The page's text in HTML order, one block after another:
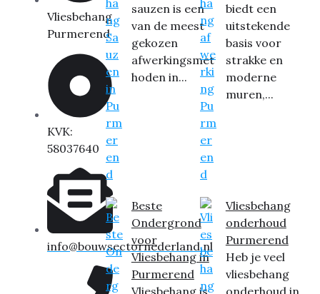
Vliesbehang
Purmerend
KVK:
58037640
info@bouwsectornederland.nl
sauzen is een
van de meest
gekozen
afwerkingsmet
hoden in...
Beste
Ondergrond
voor
Vliesbehang in
Purmerend
Vliesbehang is
biedt een
uitstekende
basis voor
strakke en
moderne
muren,...
Vliesbehang
onderhoud
Purmerend
Heb je veel
vliesbehang
onderhoud in